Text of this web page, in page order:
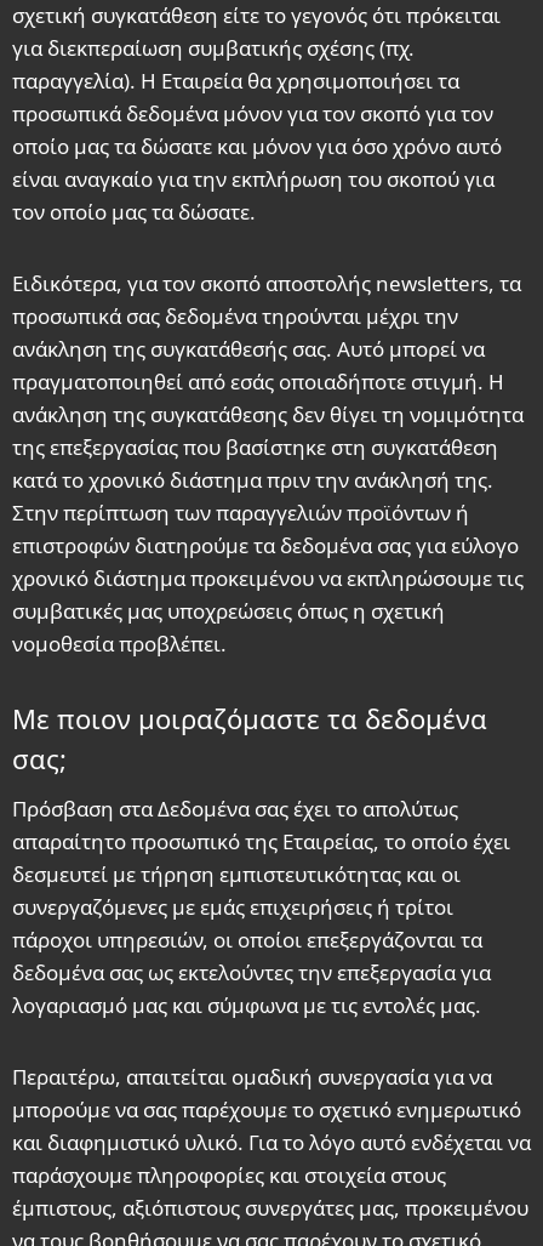
σχετική συγκατάθεση είτε το γεγονός ότι πρόκειται
για διεκπεραίωση συμβατικής σχέσης (πχ.
παραγγελία). Η Εταιρεία θα χρησιμοποιήσει τα
προσωπικά δεδομένα μόνον για τον σκοπό για τον
οποίο μας τα δώσατε και μόνον για όσο χρόνο αυτό
είναι αναγκαίο για την εκπλήρωση του σκοπού για
τον οποίο μας τα δώσατε.
Ειδικότερα, για τον σκοπό αποστολής newsletters, τα
προσωπικά σας δεδομένα τηρούνται μέχρι την
ανάκληση της συγκατάθεσής σας. Αυτό μπορεί να
πραγματοποιηθεί από εσάς οποιαδήποτε στιγμή. Η
ανάκληση της συγκατάθεσης δεν θίγει τη νομιμότητα
της επεξεργασίας που βασίστηκε στη συγκατάθεση
κατά το χρονικό διάστημα πριν την ανάκλησή της.
Στην περίπτωση των παραγγελιών προϊόντων ή
επιστροφών διατηρούμε τα δεδομένα σας για εύλογο
χρονικό διάστημα προκειμένου να εκπληρώσουμε τις
συμβατικές μας υποχρεώσεις όπως η σχετική
νομοθεσία προβλέπει.
Με ποιον μοιραζόμαστε τα δεδομένα
σας;
Πρόσβαση στα Δεδομένα σας έχει το απολύτως
απαραίτητο προσωπικό της Εταιρείας, το οποίο έχει
δεσμευτεί με τήρηση εμπιστευτικότητας και οι
συνεργαζόμενες με εμάς επιχειρήσεις ή τρίτοι
πάροχοι υπηρεσιών, οι οποίοι επεξεργάζονται τα
δεδομένα σας ως εκτελούντες την επεξεργασία για
λογαριασμό μας και σύμφωνα με τις εντολές μας.
Περαιτέρω, απαιτείται ομαδική συνεργασία για να
μπορούμε να σας παρέχουμε το σχετικό ενημερωτικό
και διαφημιστικό υλικό. Για το λόγο αυτό ενδέχεται να
παράσχουμε πληροφορίες και στοιχεία στους
έμπιστους, αξιόπιστους συνεργάτες μας, προκειμένου